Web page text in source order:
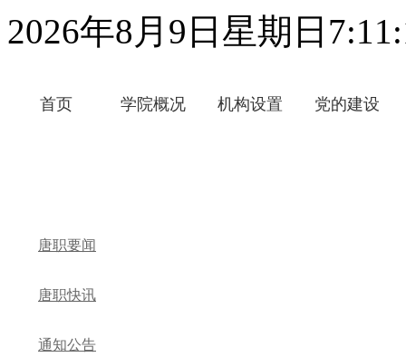
2026年8月9日星期日
首页 学院概况 机构设置 党的建设
唐职要闻
唐职快讯
通知公告